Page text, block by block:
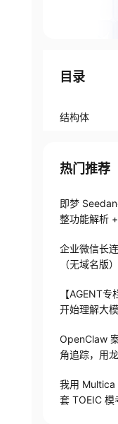
目录
结构体
热门推荐
即梦
整功能解析
企业微信长
（无域名版）
【AGENT
开始理解大
OpenClaw
角追踪，用
我用 Multica
套 TOEIC 模